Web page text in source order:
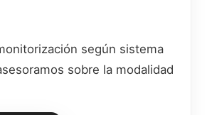
según sistema
sobre la modalidad